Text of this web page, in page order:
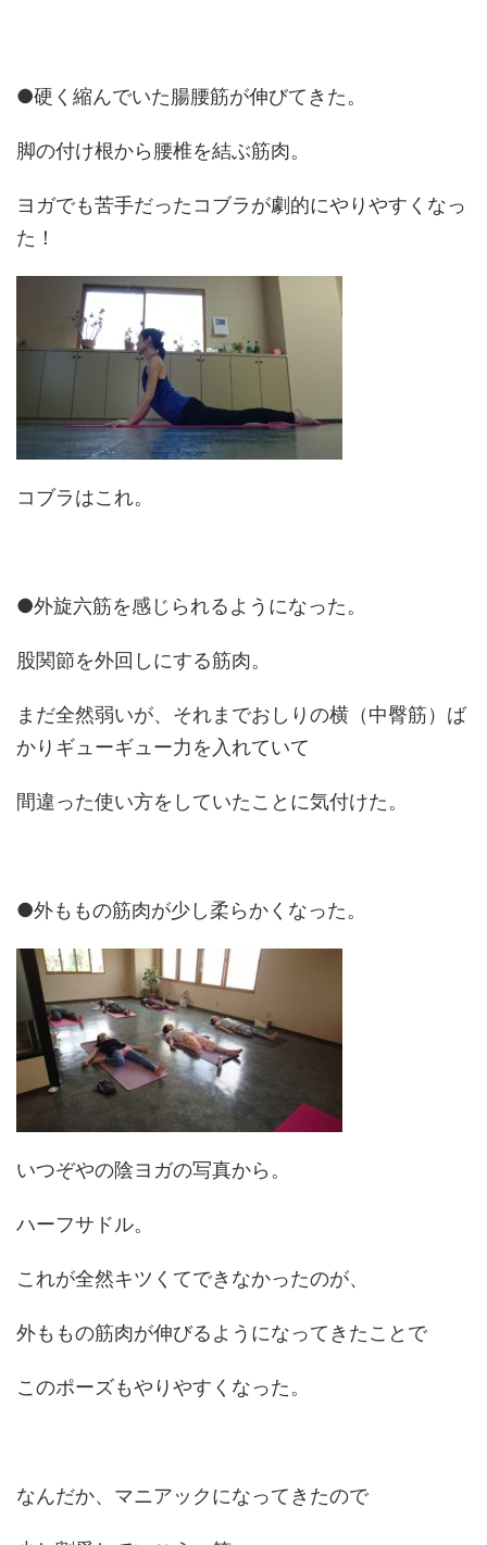
●硬く縮んでいた腸腰筋が伸びてきた。
脚の付け根から腰椎を結ぶ筋肉。
ヨガでも苦手だったコブラが劇的にやりやすくなっ
た！
コブラはこれ。
●外旋六筋を感じられるようになった。
股関節を外回しにする筋肉。
まだ全然弱いが、それまでおしりの横（中臀筋）ば
かりギューギュー力を入れていて
間違った使い方をしていたことに気付けた。
●外ももの筋肉が少し柔らかくなった。
いつぞやの陰ヨガの写真から。
ハーフサドル。
これが全然キツくてできなかったのが、
外ももの筋肉が伸びるようになってきたことで
このポーズもやりやすくなった。
なんだか、マニアックになってきたので